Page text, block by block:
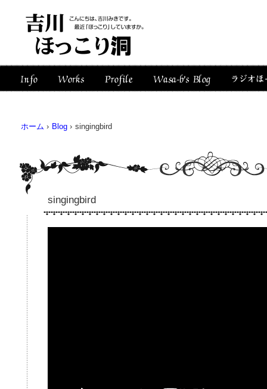
ホーム › Blog › singingbird
singingbird